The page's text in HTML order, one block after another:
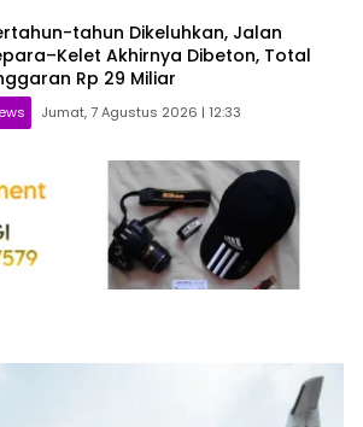
tahun Dikeluhkan, Jalan
Akhirnya Dibeton, Total
Rp 29 Miliar
Jumat, 7 Agustus 2026 | 12:33